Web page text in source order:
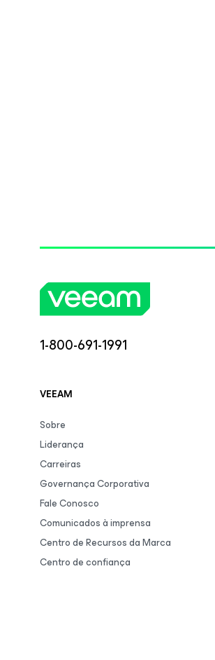
1-800-691-1991
VEEAM
Sobre
Liderança
Carreiras
Governança Corporativa
Fale Conosco
Comunicados à imprensa
Centro de Recursos da Marca
Centro de confiança